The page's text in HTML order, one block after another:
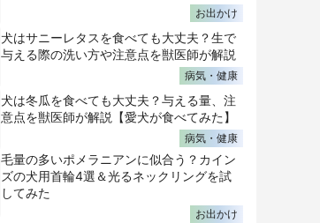
お出かけ
犬はサニーレタスを食べても大丈夫？生で
与える際の洗い方や注意点を獣医師が解説
病気・健康
犬は冬瓜を食べても大丈夫？与える量、注
意点を獣医師が解説【愛犬が食べてみた】
病気・健康
毛量の多いポメラニアンに似合う？カイン
ズの犬用首輪4選＆光るネックリングを試
してみた
お出かけ